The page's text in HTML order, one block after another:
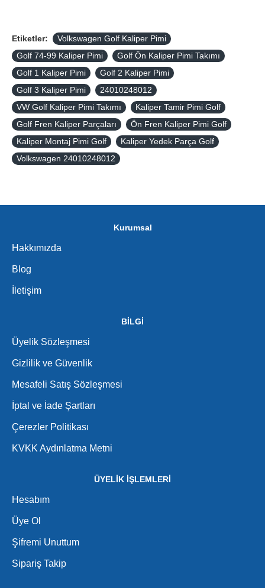
Etiketler:
Volkswagen Golf Kaliper Pimi
Golf 74-99 Kaliper Pimi
Golf Ön Kaliper Pimi Takımı
Golf 1 Kaliper Pimi
Golf 2 Kaliper Pimi
Golf 3 Kaliper Pimi
24010248012
VW Golf Kaliper Pimi Takımı
Kaliper Tamir Pimi Golf
Golf Fren Kaliper Parçaları
Ön Fren Kaliper Pimi Golf
Kaliper Montaj Pimi Golf
Kaliper Yedek Parça Golf
Volkswagen 24010248012
Kurumsal
Hakkımızda
Blog
İletişim
BİLGİ
Üyelik Sözleşmesi
Gizlilik ve Güvenlik
Mesafeli Satış Sözleşmesi
İptal ve İade Şartları
Çerezler Politikası
KVKK Aydınlatma Metni
ÜYELİK İŞLEMLERİ
Hesabım
Üye Ol
Şifremi Unuttum
Sipariş Takip